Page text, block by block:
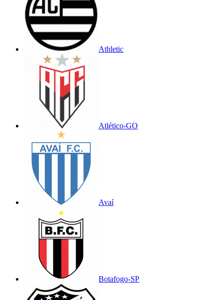
Athletic
Atlético-GO
Avaí
Botafogo-SP